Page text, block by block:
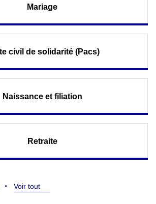
Mariage
civil de solidarité (Pacs)
Naissance et filiation
Retraite
Voir tout